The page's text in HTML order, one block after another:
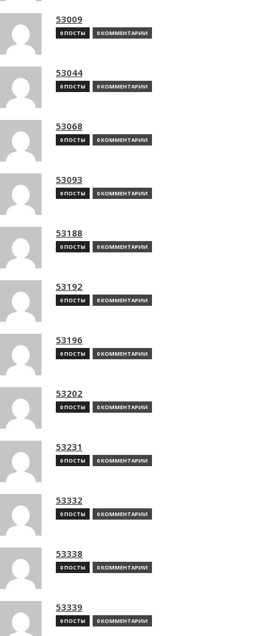
53009
0 ПОСТЫ 0 КОММЕНТАРИИ
53044
0 ПОСТЫ 0 КОММЕНТАРИИ
53068
0 ПОСТЫ 0 КОММЕНТАРИИ
53093
0 ПОСТЫ 0 КОММЕНТАРИИ
53188
0 ПОСТЫ 0 КОММЕНТАРИИ
53192
0 ПОСТЫ 0 КОММЕНТАРИИ
53196
0 ПОСТЫ 0 КОММЕНТАРИИ
53202
0 ПОСТЫ 0 КОММЕНТАРИИ
53231
0 ПОСТЫ 0 КОММЕНТАРИИ
53332
0 ПОСТЫ 0 КОММЕНТАРИИ
53338
0 ПОСТЫ 0 КОММЕНТАРИИ
53339
0 ПОСТЫ 0 КОММЕНТАРИИ